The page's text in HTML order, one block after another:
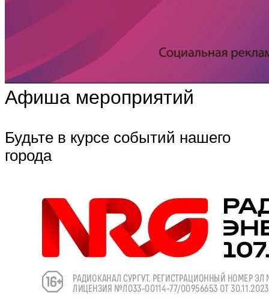
Афиша мероприятий
Будьте в курсе событий нашего
города